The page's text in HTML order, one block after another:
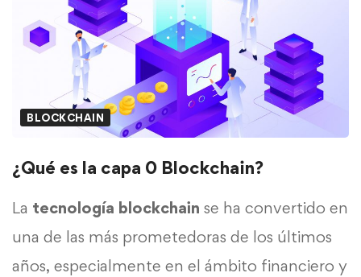
BLOCKCHAIN
¿Qué es la capa 0 Blockchain?
La tecnología blockchain se ha convertido en
una de las más prometedoras de los últimos
años, especialmente en el ámbito financiero y